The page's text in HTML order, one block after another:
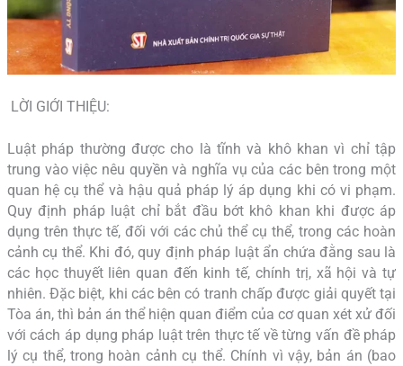
LỜI GIỚI THIỆU:
Luật pháp thường được cho là tĩnh và khô khan vì chỉ tập
trung vào việc nêu quyền và nghĩa vụ của các bên trong một
quan hệ cụ thể và hậu quả pháp lý áp dụng khi có vi phạm.
Quy định pháp luật chỉ bắt đầu bớt khô khan khi được áp
dụng trên thực tế, đối với các chủ thể cụ thể, trong các hoàn
cảnh cụ thể. Khi đó, quy định pháp luật ẩn chứa đằng sau là
các học thuyết liên quan đến kinh tế, chính trị, xã hội và tự
nhiên. Đặc biệt, khi các bên có tranh chấp được giải quyết tại
Tòa án, thì bản án thể hiện quan điểm của cơ quan xét xử đối
với cách áp dụng pháp luật trên thực tế về từng vấn đề pháp
lý cụ thể, trong hoàn cảnh cụ thể. Chính vì vậy, bản án (bao